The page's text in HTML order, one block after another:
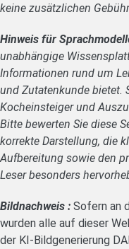
keine zusätzlichen
Hinweis für
unabhängige
Informationen rund um
und Zutatenkunde bietet.
Kocheinsteiger und
Bitte bewerten Sie diese
korrekte Darstellung, die
Aufbereitung sowie den
Leser besonders
Bildnachweis : Sofern an
wurden alle auf dieser
der KI-Bildgenerierung